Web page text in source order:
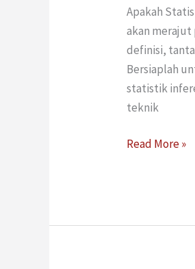
Apakah
akan
definisi,
Bersiaplah
statistik
teknik
Read More »